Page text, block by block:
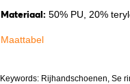
Materiaal: 50% PU, 20%
Maattabel
Keywords: Rijhandschoenen, Se